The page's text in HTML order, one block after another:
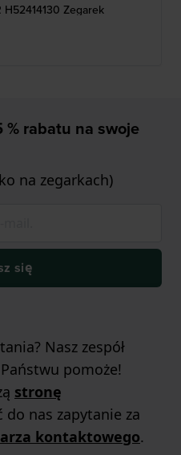
H52414130 Zegarek
rabatu na swoje
na zegarkach)
się
Nasz zespół
pomoże!
stronę
do nas zapytanie za
kontaktowego.